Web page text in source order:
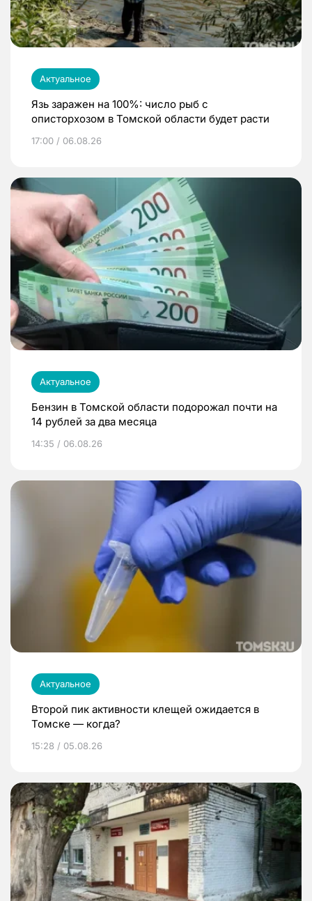
Актуальное
Язь заражен на 100%: число рыб с
описторхозом в Томской области будет расти
17:00 / 06.08.26
Актуальное
Бензин в Томской области подорожал почти на
14 рублей за два месяца
14:35 / 06.08.26
Актуальное
Второй пик активности клещей ожидается в
Томске — когда?
15:28 / 05.08.26